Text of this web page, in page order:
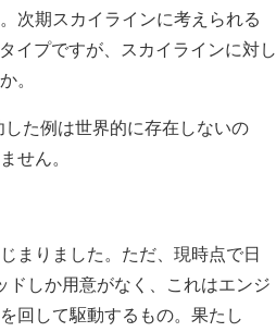
次期スカイラインに考えられる
イプですが、スカイラインに対し
。
た例は世界的に存在しないの
せん。
まりました。ただ、現時点で日
ドしか用意がなく、これはエンジ
回して駆動するもの。果たし